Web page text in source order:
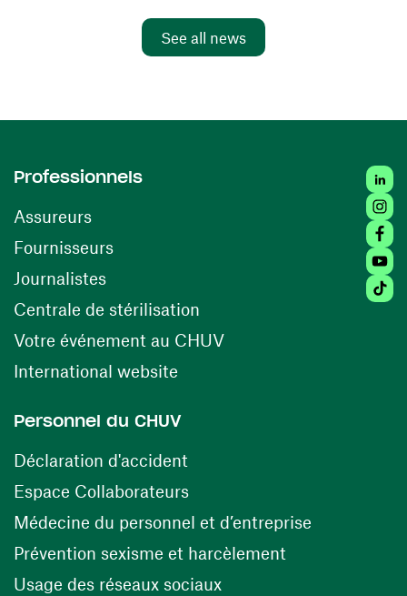
See all news
Professionnels
Assureurs
Fournisseurs(opens in a new window)
Journalistes
Centrale de stérilisation (opens in a new window)
Votre événement au CHUV(opens in a new
International website
Personnel du CHUV
Déclaration d'accident
Espace Collaborateurs(opens in a new window)
Médecine du personnel et d’entreprise
Prévention sexisme et harcèlement
Usage des réseaux sociaux(opens in a new